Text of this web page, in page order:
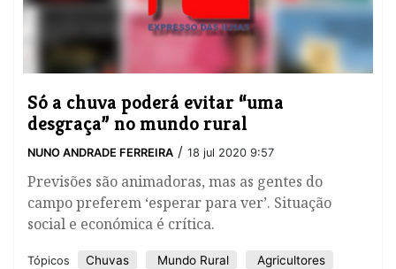
Só a chuva poderá evitar “uma
desgraça” no mundo rural
NUNO ANDRADE FERREIRA / 18 jul 2020 9:57
Previsões são animadoras, mas as gentes do
campo preferem ‘esperar para ver’. Situação
social e económica é crítica.
Tópicos Chuvas Mundo Rural
Agricultores